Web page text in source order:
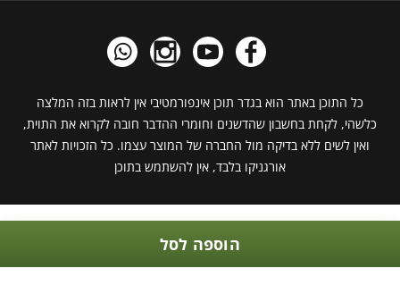
הוספה לסל
כל התוכן באתר הוא בגדר תוכן אינפורמטיבי אין לראות בזה המלצה
כלשהי, לקחת בחשבון שהדשנים וחומרי ההדבר חובה לקרוא את התוית,
ואין לשים ללא בדיקה מול החברה של המוצר עצמו. כל הזכויות לאתר
אורגניקו בלבד, אין להשתמש בתוכן